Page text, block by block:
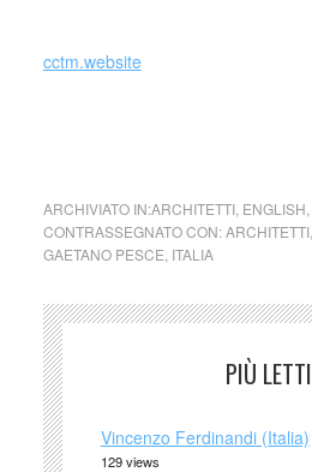
cctm.website
ARCHIVIATO IN:ARCHITETTI, ENGLISH
CONTRASSEGNATO CON:ARCHITETTI,
GAETANO PESCE ITALIA
PIÙ LETTI
Vincenzo Ferdinandi (Italia)
129 views